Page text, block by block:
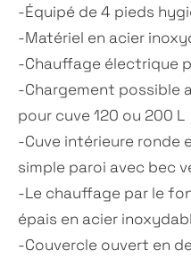
-Équipé de 4 pieds
-Matériel en acier
-Chauffage électrique
-Chargement possible
pour cuve 120 ou 200 L
-Cuve intérieure ronde
simple paroi avec bec
-Le chauffage par le
épais en acier
-Couvercle ouvert en